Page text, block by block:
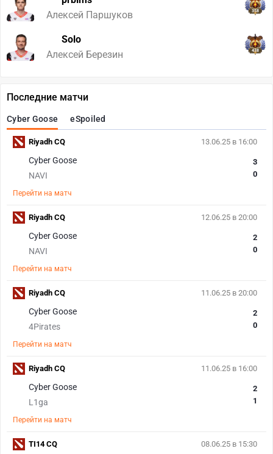
Алексей Паршуков
358
Solo
Алексей Березин
438
Последние матчи
Cyber Goose eSpoiled
13.06.25 в 16:00
Cyber Goose
NAVI
3
0
Перейти на матч
Riyadh CQ
12.06.25 в 20:00
Cyber Goose
NAVI
2
0
Перейти на матч
Riyadh CQ
11.06.25 в 20:00
Cyber Goose
4Pirates
2
0
Перейти на матч
Riyadh CQ
11.06.25 в 16:00
Cyber Goose
L1ga
2
1
Перейти на матч
Riyadh CQ
08.06.25 в 15:30
TI14 CQ